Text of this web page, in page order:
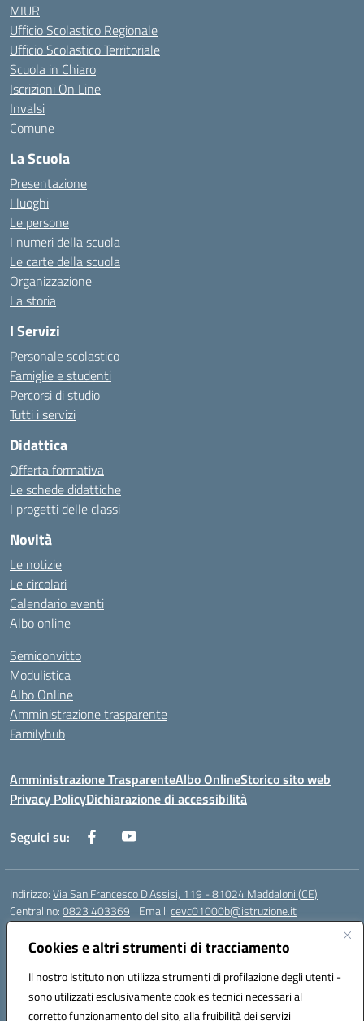
Cookies e altri strumenti di tracciamento
Il nostro Istituto non utilizza strumenti di profilazione degli utenti -
sono utilizzati esclusivamente cookies tecnici necessari al
corretto funzionamento del sito, alla fruibilità dei servizi
MIUR
Ufficio Scolastico Regionale
Ufficio Scolastico Territoriale
Scuola in Chiaro
Iscrizioni On Line
Invalsi
Comune
La Scuola
Presentazione
I luoghi
Le persone
I numeri della scuola
Le carte della scuola
Organizzazione
La storia
I Servizi
Personale scolastico
Famiglie e studenti
Percorsi di studio
Tutti i servizi
Didattica
Offerta formativa
Le schede didattiche
I progetti delle classi
Novità
Le notizie
Le circolari
Calendario eventi
Albo online
Semiconvitto
Modulistica
Albo Online
Amministrazione trasparente
Familyhub
Amministrazione TrasparenteAlbo OnlineStorico sito web
Privacy PolicyDichiarazione di accessibilità
Seguici su:
Indirizzo:Via San Francesco D'Assisi, 119 - 81024 Maddaloni (CE)
Centralino:0823 403369 Email:cevc01000b@istruzione.it
Posta elettronica certificata (PEC):
Codice fiscale: 80004990612 (Convitto) - 93044680614 (Scuole
Annesse)
Codice meccanografico:CEVC01000B
Codice Indice delle Pubbliche Amministrazioni (IPA): istsc_cevc01000b